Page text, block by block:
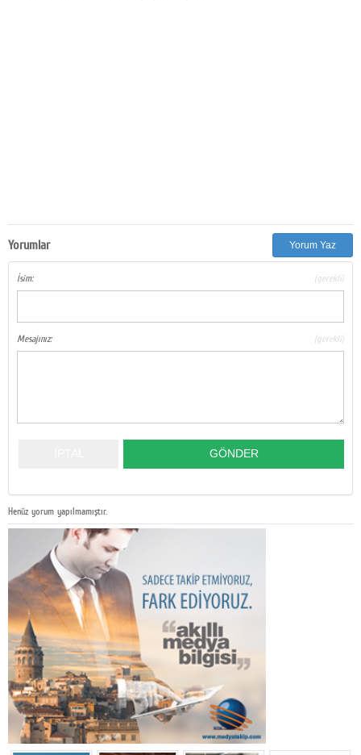
Yorumlar Yorum Yaz
İsim: (gerekli)
Mesajınız: (gerekli)
Henüz yorum yapılmamıştır.